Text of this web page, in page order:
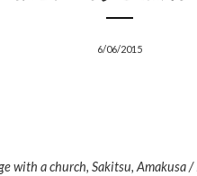
6/06/2015
with a church, Sakitsu, Amakusa